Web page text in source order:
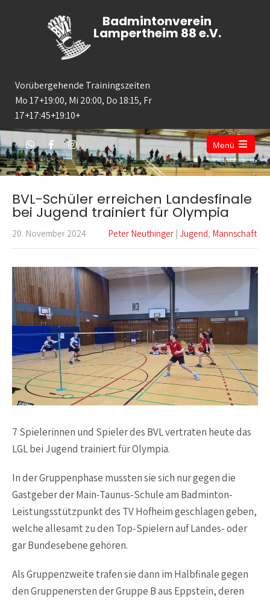
Badmintonverein
Lampertheim 88 e.V.
Vorübergehende Trainingszeiten
Mo 17+19:00, Mi 20:00, Do 18:15, Fr
17+17:45+19:10+
Menü
BVL-Schüler erreichen Landesfinale
bei Jugend trainiert für Olympia
20. November 2024 Peter Neuthinger | Jugend, Mannschaft
7 Spielerinnen und Spieler des BVL vertraten heute das
LGL bei Jugend trainiert für Olympia.
In der Gruppenphase mussten sie sich nur gegen die
Gastgeber der Main-Taunus-Schule am Badminton-
Leistungsstützpunkt des TV Hofheim geschlagen geben,
welche allesamt zu den Top-Spielern auf Landes- oder
gar Bundesebene gehören.
Als Gruppenzweite trafen sie dann im Halbfinale gegen
den Gruppenersten der Gruppe B aus Eppstein, deren